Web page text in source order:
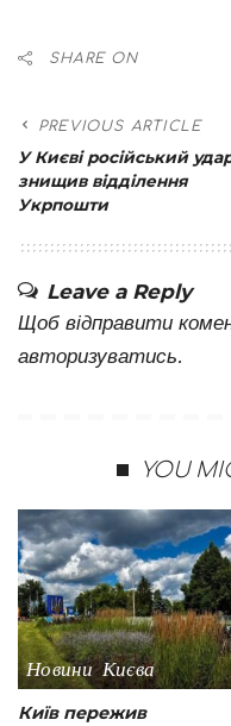
SHARE ON
PREVIOUS ARTICLE
У Києві російський
знищив відділення
Укрпошти
Leave a Reply
Щоб відправити
авторизуватись.
YOU
Новини Києва
Київ пережив